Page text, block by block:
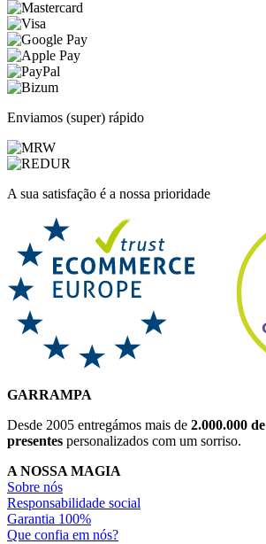
Enviamos (super) rápido
A sua satisfação é a nossa prioridade
GARRAMPA
Desde 2005 entregámos mais de 2.000.000 de
presentes personalizados com um sorriso.
A NOSSA MAGIA
Sobre nós
Responsabilidade social
Garantia 100%
Que confia em nós?